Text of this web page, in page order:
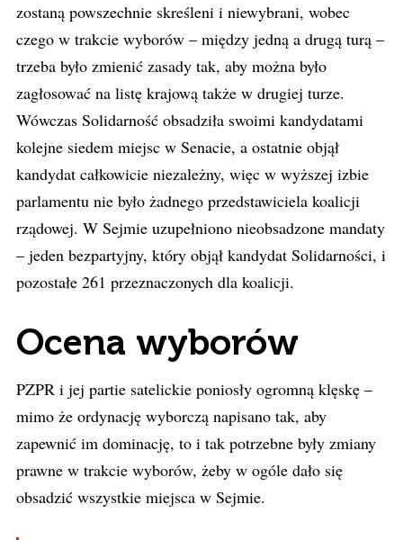
zostaną powszechnie skreśleni i niewybrani, wobec
czego w trakcie wyborów – między jedną a drugą turą –
trzeba było zmienić zasady tak, aby można było
zagłosować na listę krajową także w drugiej turze.
Wówczas Solidarność obsadziła swoimi kandydatami
kolejne siedem miejsc w Senacie, a ostatnie objął
kandydat całkowicie niezależny, więc w wyższej izbie
parlamentu nie było żadnego przedstawiciela koalicji
rządowej. W Sejmie uzupełniono nieobsadzone mandaty
– jeden bezpartyjny, który objął kandydat Solidarności, i
pozostałe 261 przeznaczonych dla koalicji.
Ocena wyborów
PZPR i jej partie satelickie poniosły ogromną klęskę –
mimo że ordynację wyborczą napisano tak, aby
zapewnić im dominację, to i tak potrzebne były zmiany
prawne w trakcie wyborów, żeby w ogóle dało się
obsadzić wszystkie miejsca w Sejmie.